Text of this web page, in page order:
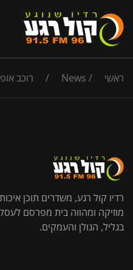
ראשי /
News
/ רוכב אופנוע בן 19 נפגע מרכב באכסאל פונה
רדיו קול רגע, משדרים תוכן
מוזיקה ומהווה בית מפרסם
בגליל, הגולן והעמקים.